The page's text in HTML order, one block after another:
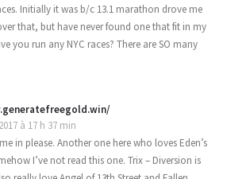
Initially it was b/c 13.1 marathon drove me
that, but have never found one that fit in my
you run any NYC races? There are SO many
à 17 h 37 min
in please. Another one here who loves Eden’s
I’ve not read this one. Trix – Diversion is